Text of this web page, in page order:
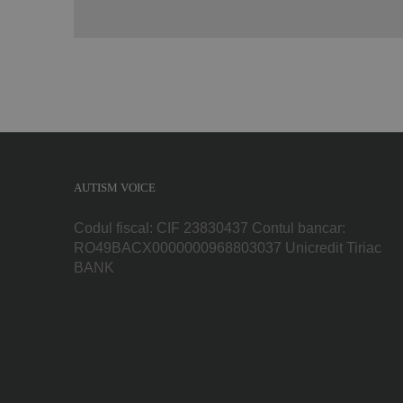
AUTISM VOICE
Codul fiscal: CIF 23830437 Contul bancar:
RO49BACX0000000968803037 Unicredit Tiriac
BANK